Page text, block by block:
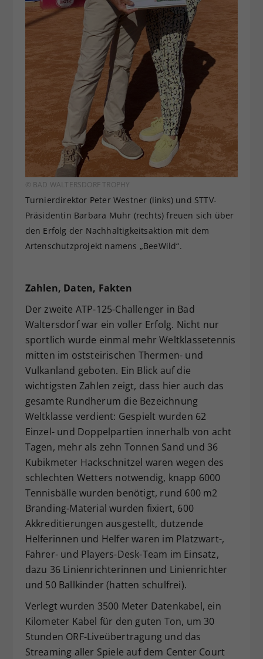
© BAD WALTERSDORF TROPHY
Turnierdirektor Peter Westner (links) und STTV-
Präsidentin Barbara Muhr (rechts) freuen sich über
den Erfolg der Nachhaltigkeitsaktion mit dem
Artenschutzprojekt namens „BeeWild“.
Zahlen, Daten, Fakten
Der zweite ATP-125-Challenger in Bad
Waltersdorf war ein voller Erfolg. Nicht nur
sportlich wurde einmal mehr Weltklassetennis
mitten im oststeirischen Thermen- und
Vulkanland geboten. Ein Blick auf die
wichtigsten Zahlen zeigt, dass hier auch das
gesamte Rundherum die Bezeichnung
Weltklasse verdient: Gespielt wurden 62
Einzel- und Doppelpartien innerhalb von acht
Tagen, mehr als zehn Tonnen Sand und 36
Kubikmeter Hackschnitzel waren wegen des
schlechten Wetters notwendig, knapp 6000
Tennisbälle wurden benötigt, rund 600 m2
Branding-Material wurden fixiert, 600
Akkreditierungen ausgestellt, dutzende
Helferinnen und Helfer waren im Platzwart-,
Fahrer- und Players-Desk-Team im Einsatz,
dazu 36 Linienrichterinnen und Linienrichter
und 50 Ballkinder (hatten schulfrei).
Verlegt wurden 3500 Meter Datenkabel, ein
Kilometer Kabel für den guten Ton, um 30
Stunden ORF-Liveübertragung und das
Streaming aller Spiele auf dem Center Court